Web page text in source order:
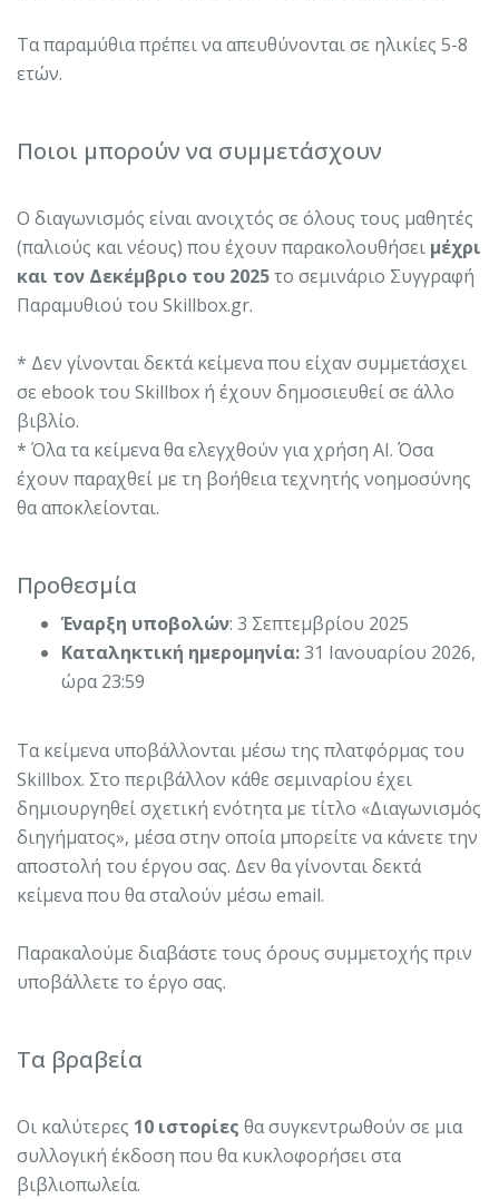
Τα παραμύθια πρέπει να απευθύνονται σε ηλικίες 5-8
ετών.
Ποιοι μπορούν να συμμετάσχουν
Ο διαγωνισμός είναι ανοιχτός σε όλους τους μαθητές
(παλιούς και νέους) που έχουν παρακολουθήσει μέχρι
και τον Δεκέμβριο του 2025το σεμινάριο Συγγραφή
Παραμυθιού του Skillbox.gr.
* Δεν γίνονται δεκτά κείμενα που είχαν συμμετάσχει
σε ebook του Skillbox ή έχουν δημοσιευθεί σε άλλο
βιβλίο.
* Όλα τα κείμενα θα ελεγχθούν για χρήση AI. Όσα
έχουν παραχθεί με τη βοήθεια τεχνητής νοημοσύνης
θα αποκλείονται.
Προθεσμία
Έναρξη υποβολών: 3 Σεπτεμβρίου 2025
Καταληκτική ημερομηνία:31 Ιανουαρίου 2026,
ώρα 23:59
Τα κείμενα υποβάλλονται μέσω της πλατφόρμας του
Skillbox. Στο περιβάλλον κάθε σεμιναρίου έχει
δημιουργηθεί σχετική ενότητα με τίτλο «Διαγωνισμός
διηγήματος», μέσα στην οποία μπορείτε να κάνετε την
αποστολή του έργου σας. Δεν θα γίνονται δεκτά
κείμενα που θα σταλούν μέσω email.
Παρακαλούμε διαβάστε τους όρους συμμετοχής πριν
υποβάλλετε το έργο σας.
Τα βραβεία
Οι καλύτερες 10 ιστορίες θα συγκεντρωθούν σε μια
συλλογική έκδοση που θα κυκλοφορήσει στα
βιβλιοπωλεία.